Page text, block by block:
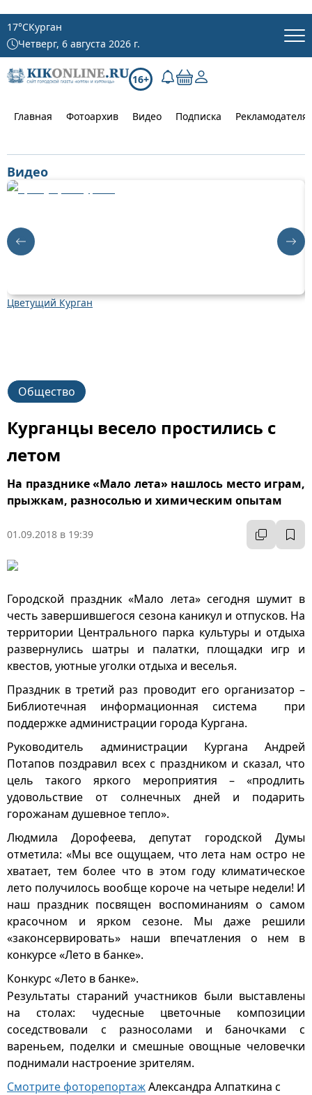
17°CКурган
Четверг, 6 августа 2026 г.
16+
Главная Фотоархив Видео Подписка
Видео
Цветущий Курган
Общество
Курганцы весело простились с
летом
На празднике «Мало лета» нашлось место играм,
прыжкам, разносолью и химическим опытам
01.09.2018 в 19:39
Городской праздник «Мало лета» сегодня шумит в
честь завершившегося сезона каникул и отпусков. На
территории Центрального парка культуры и отдыха
развернулись шатры и палатки, площадки игр и
квестов, уютные уголки отдыха и веселья.
Праздник в третий раз проводит его организатор –
Библиотечная информационная система при
поддержке администрации города Кургана.
Руководитель администрации Кургана Андрей
Потапов поздравил всех с праздником и сказал, что
цель такого яркого мероприятия – «продлить
удовольствие от солнечных дней и подарить
горожанам душевное тепло».
Людмила Дорофеева, депутат городской Думы
отметила: «Мы все ощущаем, что лета нам остро не
хватает, тем более что в этом году климатическое
лето получилось вообще короче на четыре недели! И
наш праздник посвящен воспоминаниям о самом
красочном и ярком сезоне. Мы даже решили
«законсервировать» наши впечатления о нем в
конкурсе «Лето в банке».
Конкурс «Лето в банке».
Результаты стараний участников были выставлены
на столах: чудесные цветочные композиции
соседствовали с разносолами и баночками с
вареньем, поделки и смешные овощные человечки
поднимали настроение зрителям.
Смотрите фоторепортажАлександра Алпаткина с